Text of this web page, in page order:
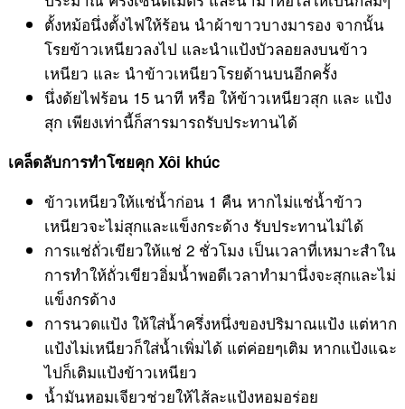
ตั้งหม้อนึ่งตั้งไฟให้ร้อน นำผ้าขาวบางมารอง จากนั้น
โรยข้าวเหนียวลงไป และนำแป้งบัวลอยลงบนข้าว
เหนียว และ นำข้าวเหนียวโรยด้านบนอีกครั้ง
นึ่งด้ยไฟร้อน 15 นาที หรือ ให้ข้าวเหนียวสุก และ แป้ง
สุก เพียงเท่านี้ก็สารมารถรับประทานได้
เคล็ดลับการทำโซยคุก Xôi khúc
ข้าวเหนียวให้แช่น้ำก่อน 1 คืน หากไม่แช่น้ำข้าว
เหนียวจะไม่สุกและแข็งกระด้าง รับประทานไม่ได้
การแช่ถั่วเขียวให้แช่ 2 ชั่วโมง เป็นเวลาที่เหมาะสำใน
การทำให้ถั่วเขียวอิ่มน้ำพอดีเวลาทำมานึ่งจะสุกและไม่
แข็งกรด้าง
การนวดแป้ง ให้ใส่น้ำครึ่งหนึ่งของปริมาณแป้ง แต่หาก
แป้งไม่เหนียวก็ใส่น้ำเพิ่มได้ แต่ค่อยๆเติม หากแป้งแฉะ
ไปก็เติมแป้งข้าวเหนียว
น้ำมันหอมเจียวช่วยให้ไส้ละแป้งหอมอร่อย